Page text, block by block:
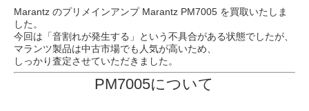
Marantz のプリメインアンプ Marantz PM7005 を買取いたしま
した。
今回は「音割れが発生する」という不具合がある状態でしたが、
マランツ製品は中古市場でも人気が高いため、
しっかり査定させていただきました。
PM7005について